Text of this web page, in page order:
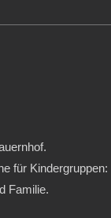
für Kindergruppen:
Familie.